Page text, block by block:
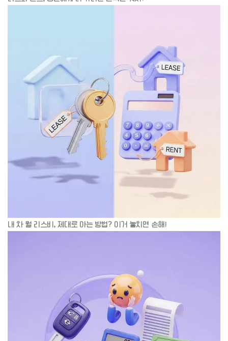
내 차 월 리스비, 제대로 아는 방법? 이거 놓치면 손해!